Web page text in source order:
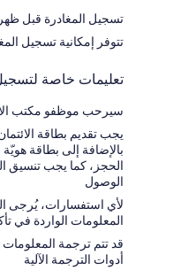
تسجيل المغادرة قبل
تتوفر إمكانية تسجيل
تعليمات خاصة
سيرحب موظفو مكتب
يجب تقديم بطاقة
بالإضافة إلى بطاقة
الحجز، كما يجب تنسيق
الوصول
لأي استفسارات، يُرجى
المعلومات الواردة في
قد تتم ترجمة
أدوات الترجمة الآلية